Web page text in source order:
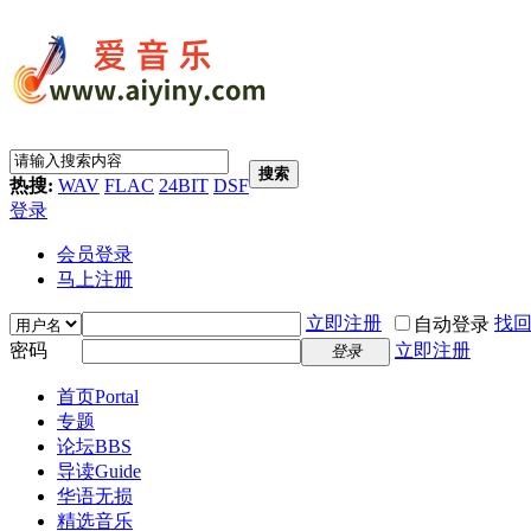
热搜: WAV FLAC 24BIT DSF
搜索
登录
会员登录
马上注册
立即注册 自动登录 找
密码
登录 立即注册
首页Portal
专题
论坛BBS
导读Guide
华语无损
精选音乐